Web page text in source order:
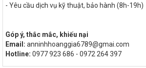
- Yêu cầu dịch vụ kỹ thuật, bảo hành (8h-19h)
Góp ý, thắc mắc, khiếu nại
Email: anninhhoanggia6789@gmai.com
Hotline: 0977 923 686 - 0972 264 397